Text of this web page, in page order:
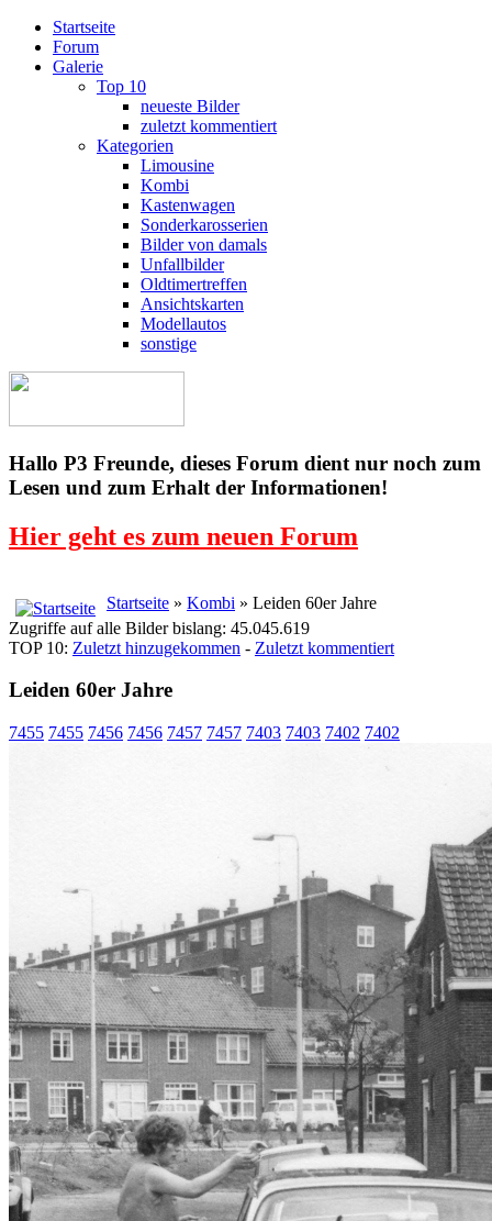
Startseite
Forum
Galerie
Top 10
neueste Bilder
zuletzt kommentiert
Kategorien
Limousine
Kombi
Kastenwagen
Sonderkarosserien
Bilder von damals
Unfallbilder
Oldtimertreffen
Ansichtskarten
Modellautos
sonstige
Hallo P3 Freunde, dieses Forum dient nur noch zum
Lesen und zum Erhalt der Informationen!
Hier geht es zum neuen Forum
Startseite » Kombi » Leiden 60er Jahre
Zugriffe auf alle Bilder bislang: 45.045.619
TOP 10: Zuletzt hinzugekommen - Zuletzt kommentiert
Leiden 60er Jahre
7455 7455 7456 7456 7457 7457 7403 7403 7402 7402